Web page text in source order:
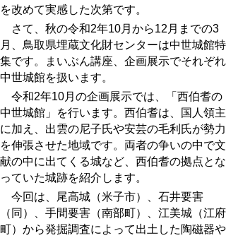
を改めて実感した次第です。
さて、秋の令和2年10月から12月までの3
月、鳥取県埋蔵文化財センターは中世城館特
集です。まいぶん講座、企画展示でそれぞれ
中世城館を扱います。
令和2年10月の企画展示では、「西伯耆の
中世城館」を行います。西伯耆は、国人領主
に加え、出雲の尼子氏や安芸の毛利氏が勢力
を伸張させた地域です。両者の争いの中で文
献の中に出てくる城など、西伯耆の拠点とな
っていた城跡を紹介します。
今回は、尾高城（米子市）、石井要害
（同）、手間要害（南部町）、江美城（江府
町）から発掘調査によって出土した陶磁器や